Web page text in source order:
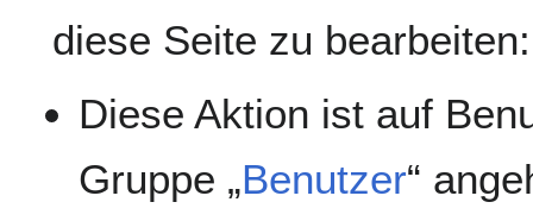
diese Seite zu bearbeiten:
Diese Aktion ist auf
Gruppe „Benutzer“